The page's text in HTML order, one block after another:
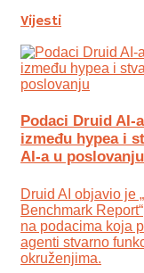
Vijesti
Podaci Druid AI-
između hypea i
AI-a u poslovanju
Druid AI objavio je
Benchmark
na podacima koja
agenti stvarno
okruženjima.